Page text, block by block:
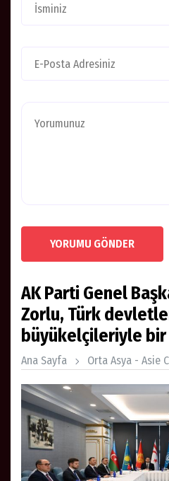
YORUMU GÖNDER
AK Parti Genel
Zorlu, Türk
büyükelçileriyle
Ana Sayfa Orta Asya - Asie